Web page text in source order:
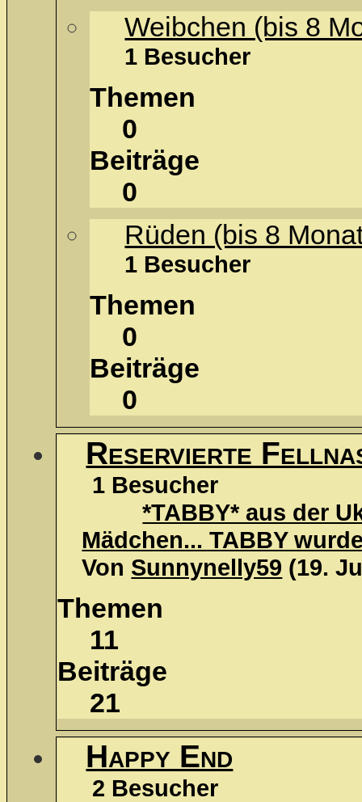
Weibchen (bis 8
1 Besucher
Themen
0
Beiträge
0
Rüden (bis 8
1 Besucher
Themen
0
Beiträge
0
Reservierte
1 Besucher
*TABBY* aus der
Mädchen... TABBY
Von Sunnynelly59 (19.
Themen
11
Beiträge
21
Happy End
2 Besucher